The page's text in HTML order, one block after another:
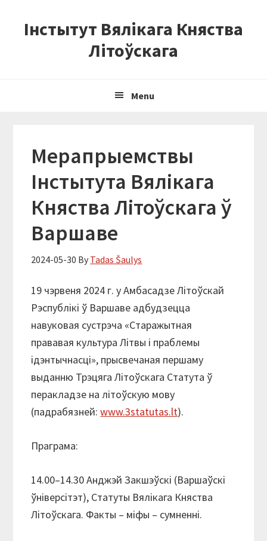
Інстытут Вялікага Княства
Літоўскага
Menu
Мерапрыемствы
Інстытута Вялікага
Княства Літоўскага ў
Варшаве
2024-05-30 By Tadas Šaulys
19 чэрвеня 2024 г. у Амбасадзе Літоўскай
Рэспублікі ў Варшаве адбудзецца
навуковая сустрэча «Старажытная
прававая культура Літвы і праблемы
ідэнтычнасці», прысвечаная першаму
выданню Трэцяга Літоўскага Статута ў
перакладзе на літоўскую мову
(падрабязней:www.3statutas.lt).
Праграма:
14.00–14.30 Анджэй Закшэўскі (Варшаўскі
ўніверсітэт), Статуты Вялікага Княства
Літоўскага. Факты – міфы – сумненні.